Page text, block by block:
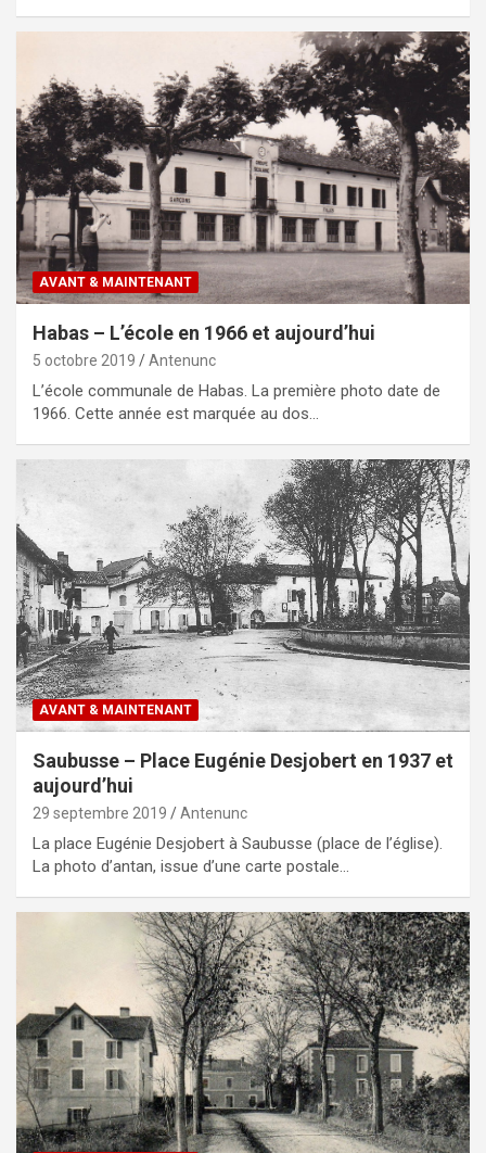
AVANT & MAINTENANT
Habas – L’école en 1966 et aujourd’hui
5 octobre 2019 Antenunc
L’école communale de Habas. La première photo date de
1966. Cette année est marquée au dos…
AVANT & MAINTENANT
Saubusse – Place Eugénie Desjobert en 1937 et
aujourd’hui
29 septembre 2019 Antenunc
La place Eugénie Desjobert à Saubusse (place de l’église).
La photo d’antan, issue d’une carte postale…